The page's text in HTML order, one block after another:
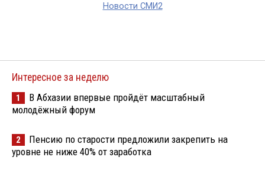
Новости СМИ2
Интересное за неделю
1
В Абхазии впервые пройдёт масштабный
молодёжный форум
2
Пенсию по старости предложили закрепить на
уровне не ниже 40% от заработка